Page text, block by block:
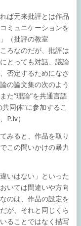
ば元来批評とは作品
ミュニケーションを
（批評の教室
ろなのだが、批評は
とっても対話、議論
否定するためになさ
の論文集の次のよう
た”理論”を共通言語
同体”に参加するこ
P.iv）
みると、作品を取り
この問いかけの暴力
いはない」といった
いては間違いや方向
のは、作品の設定を
が、それと同じくら
ることではなく描写